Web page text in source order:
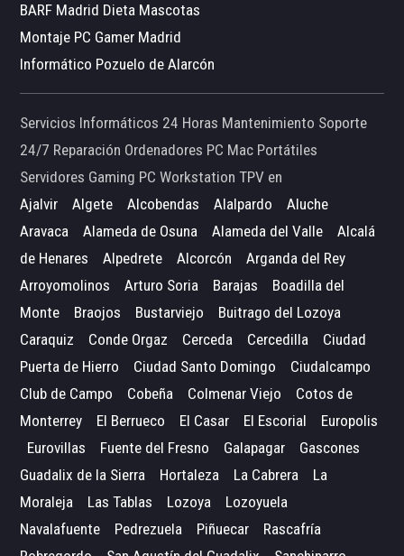
BARF Madrid Dieta Mascotas
Montaje PC Gamer Madrid
Informático Pozuelo de Alarcón
Servicios Informáticos 24 Horas Mantenimiento Soporte
24/7 Reparación Ordenadores PC Mac Portátiles
Servidores Gaming PC Workstation TPV en
Ajalvir
Algete Alcobendas Alalpardo
Aluche
Aravaca
Alameda de Osuna Alameda del Valle
Alcalá
de Henares
Alpedrete Alcorcón
Arganda del Rey
Arroyomolinos
Arturo Soria Barajas
Boadilla del
Monte
Braojos Bustarviejo
Buitrago del Lozoya
Caraquiz
Conde Orgaz Cerceda Cercedilla
Ciudad
Puerta de Hierro
Ciudad Santo Domingo
Ciudalcampo
Club de Campo
Cobeña Colmenar Viejo
Cotos de
Monterrey
El Berrueco El Casar El Escorial
Europolis
Eurovillas
Fuente del Fresno Galapagar
Gascones
Guadalix de la Sierra
Hortaleza La Cabrera
La
Moraleja
Las Tablas Lozoya
Lozoyuela
Navalafuente
Pedrezuela Piñuecar
Rascafría